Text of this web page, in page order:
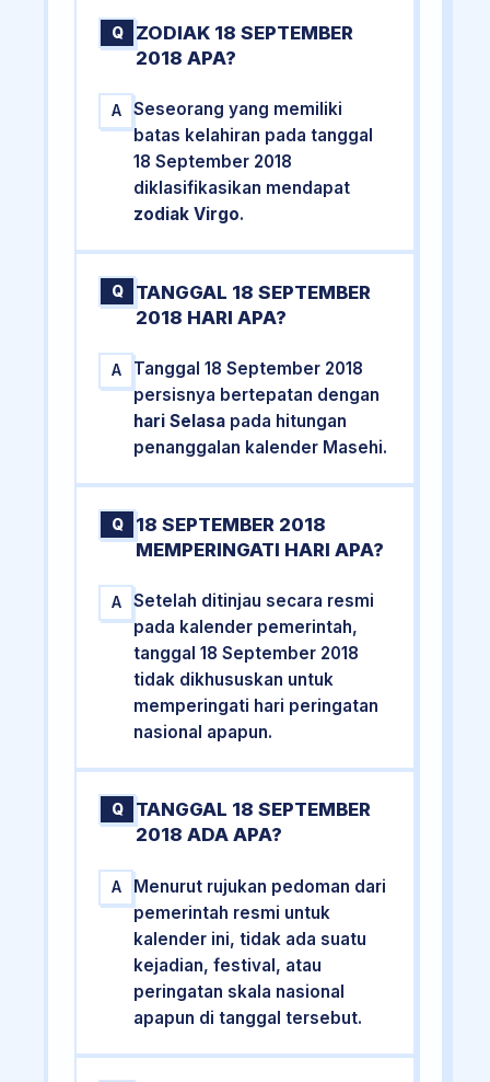
Q
ZODIAK 18 SEPTEMBER
2018 APA?
A
Seseorang yang memiliki
batas kelahiran pada tanggal
18 September 2018
diklasifikasikan mendapat
zodiak Virgo.
Q
TANGGAL 18 SEPTEMBER
2018 HARI APA?
A
Tanggal 18 September 2018
persisnya bertepatan dengan
hari Selasa pada hitungan
penanggalan kalender Masehi.
Q
18 SEPTEMBER 2018
MEMPERINGATI HARI APA?
A
Setelah ditinjau secara resmi
pada kalender pemerintah,
tanggal 18 September 2018
tidak dikhususkan untuk
memperingati hari peringatan
nasional apapun.
Q
TANGGAL 18 SEPTEMBER
2018 ADA APA?
A
Menurut rujukan pedoman dari
pemerintah resmi untuk
kalender ini, tidak ada suatu
kejadian, festival, atau
peringatan skala nasional
apapun di tanggal tersebut.